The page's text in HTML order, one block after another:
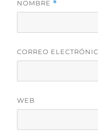
NOMBRE *
CORREO
WEB